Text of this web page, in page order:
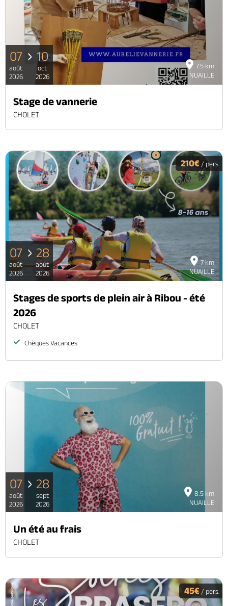
7.5 km
NUAILLE
07
août
2026
10
oct
2026
Stage de vannerie
CHOLET
7 km
NUAILLE
210€/ pers.
07
août
2026
28
août
2026
Stages de sports de plein air à Ribou - été
2026
CHOLET
Chèques Vacances
8.5 km
NUAILLE
07
août
2026
28
sept
2026
Un été au frais
CHOLET
45€ / pers.